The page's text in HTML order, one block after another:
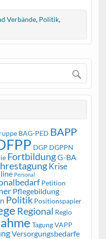
Verbände, Politik,
BAG-PED BAPP
DGP DGPPN
FortbildungG-BA
Krise
Personal
Petition
Pflegebildung
Politik Positionspapier
Regional Regio
TagungVAPP
Versorgungsbedarfe